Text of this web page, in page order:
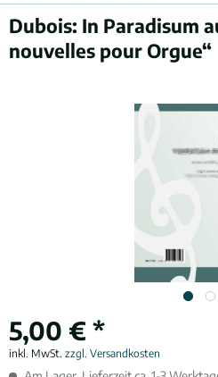
Dubois: In Paradisum
nouvelles pour Orgue“
5,00 € *
inkl. MwSt. zzgl. Versandkosten